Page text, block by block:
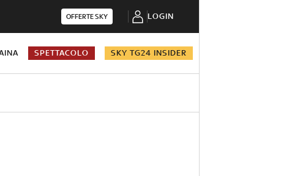
OFFERTE SKY LOGIN
SPETTACOLO SKY TG24 INSIDER